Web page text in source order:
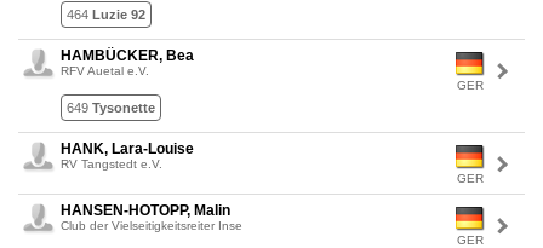
464 Luzie 92
GER
HAMBÜCKER, Bea
RFV Auetal e.V.
649 Tysonette
GER
HANK, Lara-Louise
RV Tangstedt e.V.
GER
HANSEN-HOTOPP, Malin
Club der Vielseitigkeitsreiter Inse